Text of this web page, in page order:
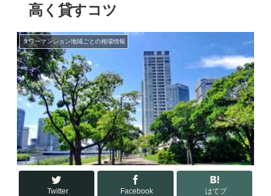
高く貸すコツ
タワーマンション地域ごとの相場情報
Twitter Facebook はてブ